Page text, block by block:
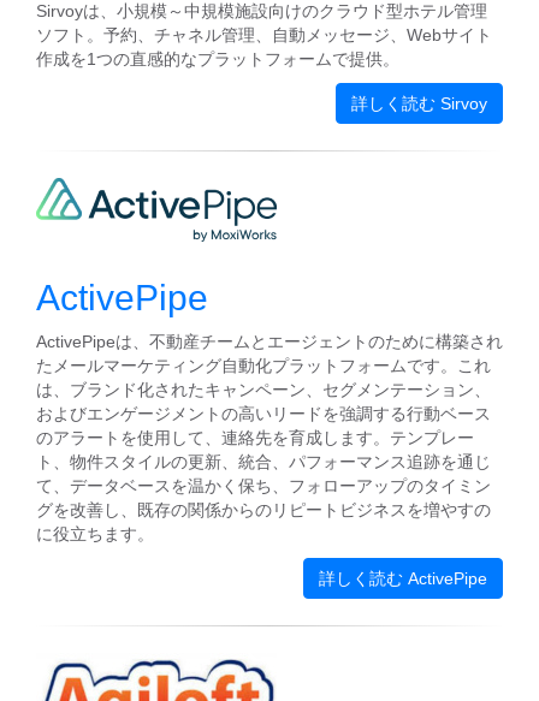
Sirvoyは、小規模～中規模施設向けのクラウド型ホテル管理
ソフト。予約、チャネル管理、自動メッセージ、Webサイト
作成を1つの直感的なプラットフォームで提供。
詳しく読む Sirvoy
ActivePipe
ActivePipeは、不動産チームとエージェントのために構築され
たメールマーケティング自動化プラットフォームです。これ
は、ブランド化されたキャンペーン、セグメンテーション、
およびエンゲージメントの高いリードを強調する行動ベース
のアラートを使用して、連絡先を育成します。テンプレー
ト、物件スタイルの更新、統合、パフォーマンス追跡を通じ
て、データベースを温かく保ち、フォローアップのタイミン
グを改善し、既存の関係からのリピートビジネスを増やすの
に役立ちます。
詳しく読む ActivePipe